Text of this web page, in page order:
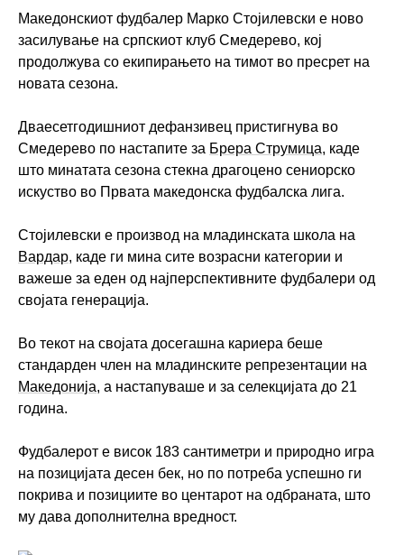
Македонскиот фудбалер Марко Стојилевски е ново
засилување на српскиот клуб Смедерево, кој
продолжува со екипирањето на тимот во пресрет на
новата сезона.
Дваесетгодишниот дефанзивец пристигнува во
Смедерево по настапите за Брера Струмица, каде
што минатата сезона стекна драгоцено сениорско
искуство во Првата македонска фудбалска лига.
Стојилевски е производ на младинската школа на
Вардар, каде ги мина сите возрасни категории и
важеше за еден од најперспективните фудбалери од
својата генерација.
Во текот на својата досегашна кариера беше
стандарден член на младинските репрезентации на
Македонија, а настапуваше и за селекцијата до 21
година.
Фудбалерот е висок 183 сантиметри и природно игра
на позицијата десен бек, но по потреба успешно ги
покрива и позициите во центарот на одбраната, што
му дава дополнителна вредност.